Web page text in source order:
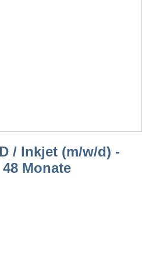
/ Inkjet (m/w/d) -
Monate